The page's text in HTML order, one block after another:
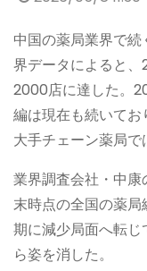
中国の薬局業界で
界データによると
2000店に達した。
編は現在も続いてお
大手チェーン薬局で
業界調査会社・中
末時点の全国の薬
期に減少局面へ転
ら姿を消した。